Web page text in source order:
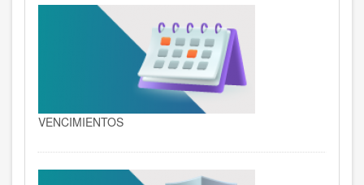
VENCIMIENTOS